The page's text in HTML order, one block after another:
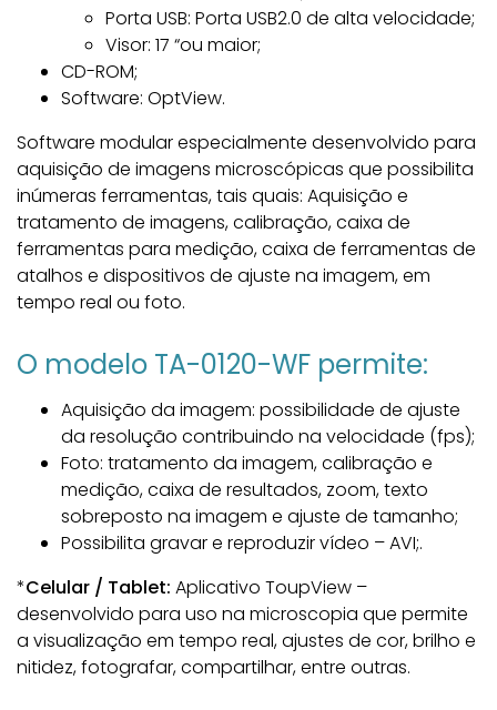
Porta USB: Porta USB2.0 de alta velocidade;
Visor: 17 “ou maior;
CD-ROM;
Software: OptView.
Software modular especialmente desenvolvido para
aquisição de imagens microscópicas que possibilita
inúmeras ferramentas, tais quais: Aquisição e
tratamento de imagens, calibração, caixa de
ferramentas para medição, caixa de ferramentas de
atalhos e dispositivos de ajuste na imagem, em
tempo real ou foto.
O modelo TA-0120-WF permite:
Aquisição da imagem: possibilidade de ajuste
da resolução contribuindo na velocidade (fps);
Foto: tratamento da imagem, calibração e
medição, caixa de resultados, zoom, texto
sobreposto na imagem e ajuste de tamanho;
Possibilita gravar e reproduzir vídeo – AVI;.
*Celular / Tablet: Aplicativo ToupView –
desenvolvido para uso na microscopia que permite
a visualização em tempo real, ajustes de cor, brilho e
nitidez, fotografar, compartilhar, entre outras.